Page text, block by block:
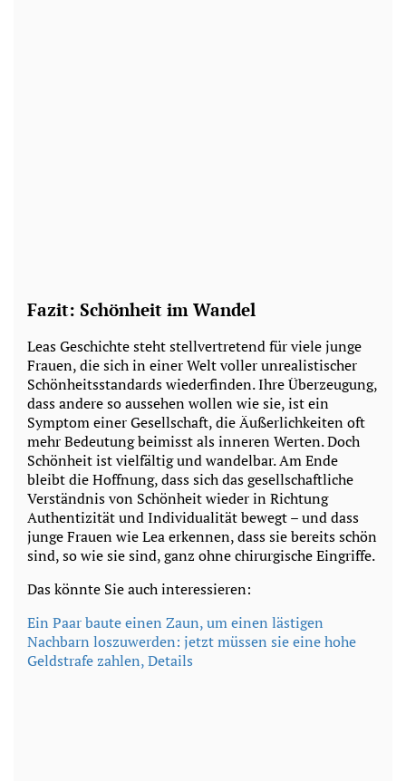
Fazit: Schönheit im Wandel
Leas Geschichte steht stellvertretend für viele junge
Frauen, die sich in einer Welt voller unrealistischer
Schönheitsstandards wiederfinden. Ihre Überzeugung,
dass andere so aussehen wollen wie sie, ist ein
Symptom einer Gesellschaft, die Äußerlichkeiten oft
mehr Bedeutung beimisst als inneren Werten. Doch
Schönheit ist vielfältig und wandelbar. Am Ende
bleibt die Hoffnung, dass sich das gesellschaftliche
Verständnis von Schönheit wieder in Richtung
Authentizität und Individualität bewegt – und dass
junge Frauen wie Lea erkennen, dass sie bereits schön
sind, so wie sie sind, ganz ohne chirurgische Eingriffe.
Das könnte Sie auch interessieren:
Ein Paar baute einen Zaun, um einen lästigen
Nachbarn loszuwerden: jetzt müssen sie eine hohe
Geldstrafe zahlen, Details